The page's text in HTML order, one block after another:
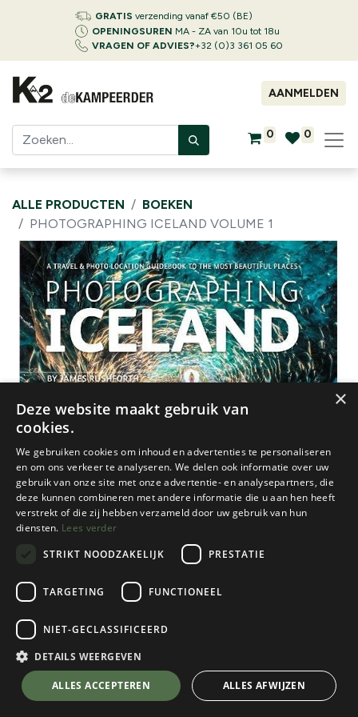
GRATIS verzending vanaf €50 (BE)
OPENINGSUREN MA - ZA van 10u tot 18u
VRAGEN OF ADVIES?+32 (0)3 361 05 60
AANMELDEN
0 0
ALLE PRODUCTEN
BOEKEN
PHOTOGRAPHING ICELAND VOLUME 1
Fotovue
Photographing Iceland Volume 1
€66,73
💬 Stel je vraag over dit product via WhatsApp
×
Deze website maakt gebruik van
cookies.
We gebruiken cookies om inhoud en advertenties te personaliseren
en om ons verkeer te analyseren. We delen ook informatie over uw
gebruik van onze site met onze advertentie- en analysepartners, die
deze kunnen combineren met andere informatie die u aan hen heeft
verstrekt of die zij hebben verzameld door uw gebruik van hun
diensten. Lees verder
STRIKT NOODZAKELIJK
PRESTATIE
TARGETING FUNCTIONEEL
NIET-GECLASSIFICEERD
DETAILS WEERGEVEN
ALLES ACCEPTEREN ALLES AFWIJZEN